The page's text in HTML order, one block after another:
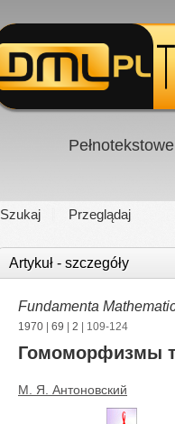
Szukaj Przeglądaj
Artykuł - szczegóły
Fundamenta
1970 69 2 | 109-124
Гомоморфизмы
М. Я. Антоновский